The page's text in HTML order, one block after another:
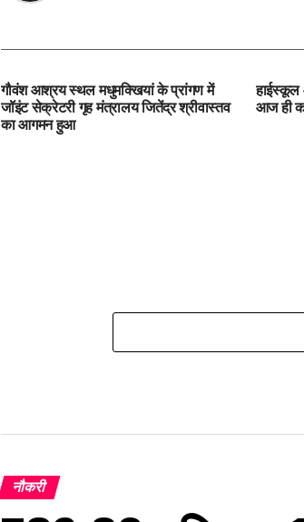
गौवंश आश्रय स्थल मधुमक्खियां के प्रांगण में
जॉइंट सेक्रेटरी गृह मंत्रालय जितेंद्र श्रीवास्तव
का आगमन हुआ
हाईस्कूल
आज ही
नौकरी